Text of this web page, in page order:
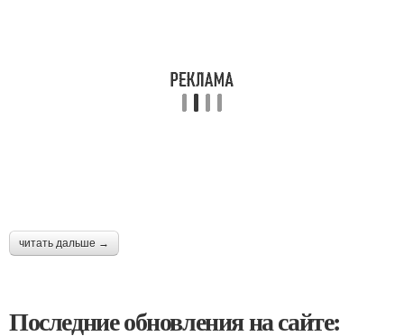
читать дальше →
Последние обновления на сайте: